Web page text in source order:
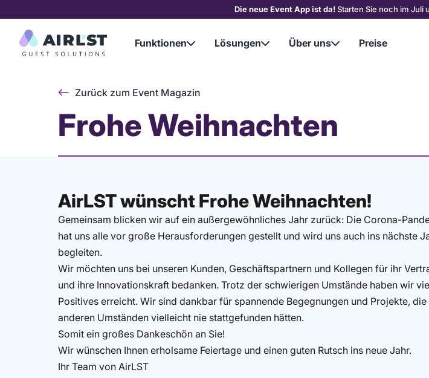
Die neue Event App ist da!Starten Sie noch im Juli
Funktionen Lösungen Über uns Preise
Zurück zum Event Magazin
Frohe Weihnachten
AirLST wünscht Frohe Weihnachten!
Gemeinsam blicken wir auf ein außergewöhnliches Jahr zurück: Die Corona-
hat uns alle vor große Herausforderungen gestellt und wird uns auch ins nächste
begleiten.
Wir möchten uns bei unseren Kunden, Geschäftspartnern und Kollegen für ihr
und ihre Innovationskraft bedanken. Trotz der schwierigen Umstände haben wir
Positives erreicht. Wir sind dankbar für spannende Begegnungen und Projekte, die
anderen Umständen vielleicht nie stattgefunden hätten.
Somit ein großes Dankeschön an Sie!
Wir wünschen Ihnen erholsame Feiertage und einen guten Rutsch ins neue Jahr.
Ihr Team von AirLST